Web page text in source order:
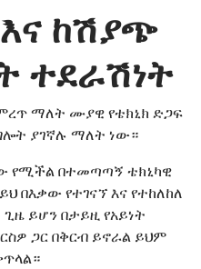
ከሽያጭ
ተደራሽነት
ማለት ሙያዊ የቴክኒክ ድጋፍ
ያገኛሉ ማለት ነው።
የሚችል በተመጣጣኝ ቴክኒካዊ
የተገናኘ እና የተከለከለ
ይሆን በታይዚ የአይነት
ጋር በቅርብ ይኖራል ይህም